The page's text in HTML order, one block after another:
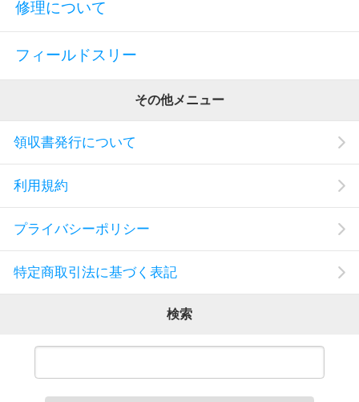
修理について
フィールドスリー
その他メニュー
領収書発行について
利用規約
プライバシーポリシー
特定商取引法に基づく表記
検索